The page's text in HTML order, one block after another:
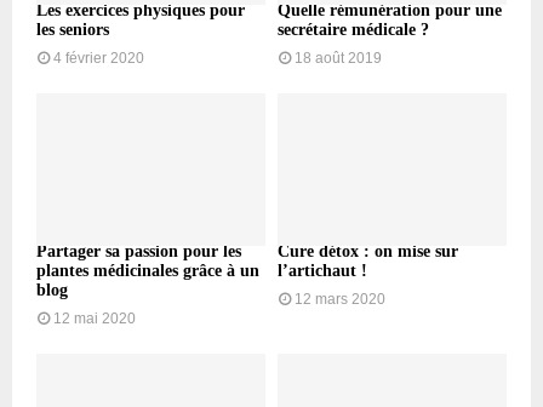
Les exercices physiques pour
les seniors
4 février 2020
Quelle rémunération pour une
secrétaire médicale ?
18 août 2019
Partager sa passion pour les
plantes médicinales grâce à un
blog
12 mai 2020
Cure détox : on mise sur
l’artichaut !
12 mars 2020